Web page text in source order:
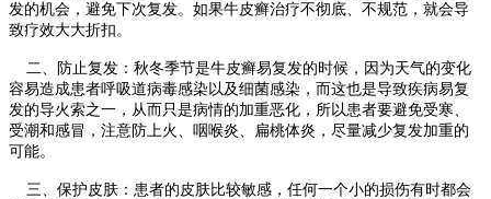
发的机会，避免下次复发。如果牛皮癣治疗不彻底、不规范，就会导
致疗效大大折扣。
二、防止复发：秋冬季节是牛皮癣易复发的时候，因为天气的变化
容易造成患者呼吸道病毒感染以及细菌感染，而这也是导致疾病易复
发的导火索之一，从而只是病情的加重恶化，所以患者要避免受寒、
受潮和感冒，注意防上火、咽喉炎、扁桃体炎，尽量减少复发加重的
可能。
三、保护皮肤：患者的皮肤比较敏感，任何一个小的损伤有时都会